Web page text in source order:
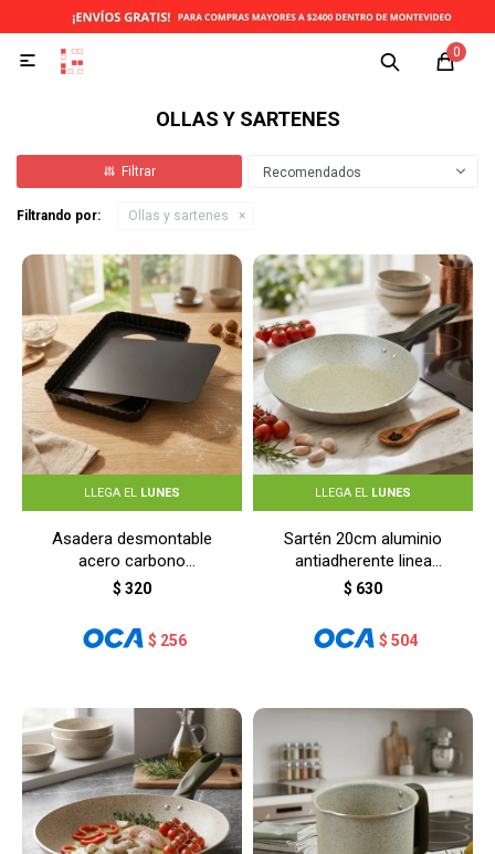
0

OLLAS Y SARTENES
Recomendados
Filtrando por: Ollas y sartenes
LLEGA EL LUNES
Asadera desmontable
acero carbono
31,5X21,2X3CM - NEGRO
$ 320
$ 256
LLEGA EL LUNES
Sartén 20cm aluminio
antiadherente linea
cerámica - BEIGE
$ 630
$ 504